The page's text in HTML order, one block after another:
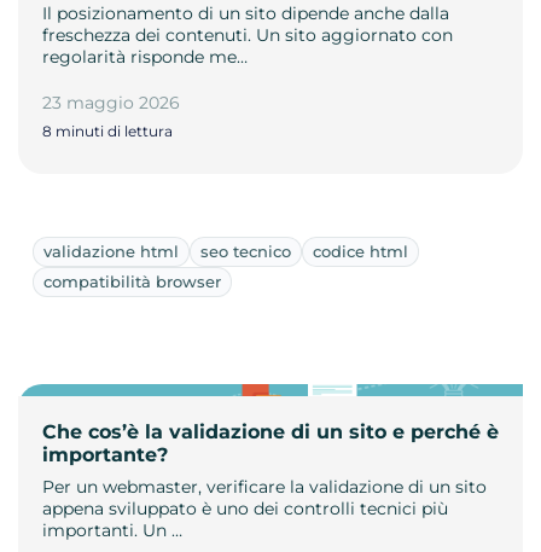
Il posizionamento di un sito dipende anche dalla
freschezza dei contenuti. Un sito aggiornato con
regolarità risponde me…
23 maggio 2026
8 minuti di lettura
validazione html seo tecnico
codice html
compatibilità browser
Che cos’è la validazione di un sito e perché è
importante?
Per un webmaster, verificare la validazione di un sito
appena sviluppato è uno dei controlli tecnici più
importanti. Un …